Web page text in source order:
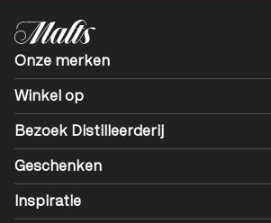
Onze merken
Winkel op
Bezoek Distilleerderij
Geschenken
Inspiratie